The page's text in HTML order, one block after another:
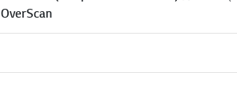
OverScan